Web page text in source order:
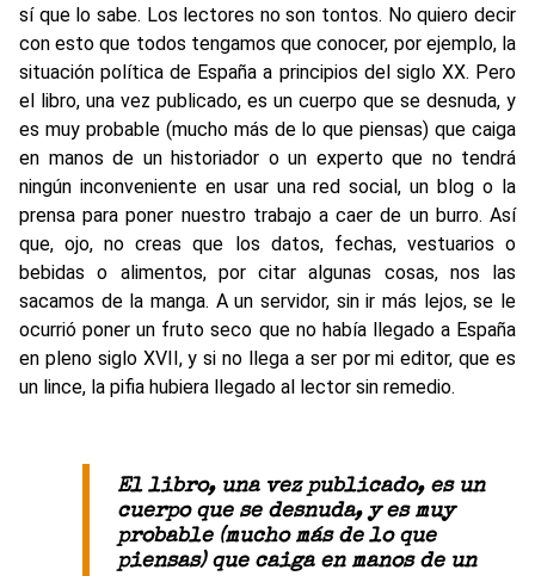
sí que lo sabe. Los lectores no son tontos. No quiero decir
con esto que todos tengamos que conocer, por ejemplo, la
situación política de España a principios del siglo XX. Pero
el libro, una vez publicado, es un cuerpo que se desnuda, y
es muy probable (mucho más de lo que piensas) que caiga
en manos de un historiador o un experto que no tendrá
ningún inconveniente en usar una red social, un blog o la
prensa para poner nuestro trabajo a caer de un burro. Así
que, ojo, no creas que los datos, fechas, vestuarios o
bebidas o alimentos, por citar algunas cosas, nos las
sacamos de la manga. A un servidor, sin ir más lejos, se le
ocurrió poner un fruto seco que no había llegado a España
en pleno siglo XVII, y si no llega a ser por mi editor, que es
un lince, la pifia hubiera llegado al lector sin remedio.
El libro, una vez publicado, es un
cuerpo que se desnuda, y es muy
probable (mucho más de lo que
piensas) que caiga en manos de un